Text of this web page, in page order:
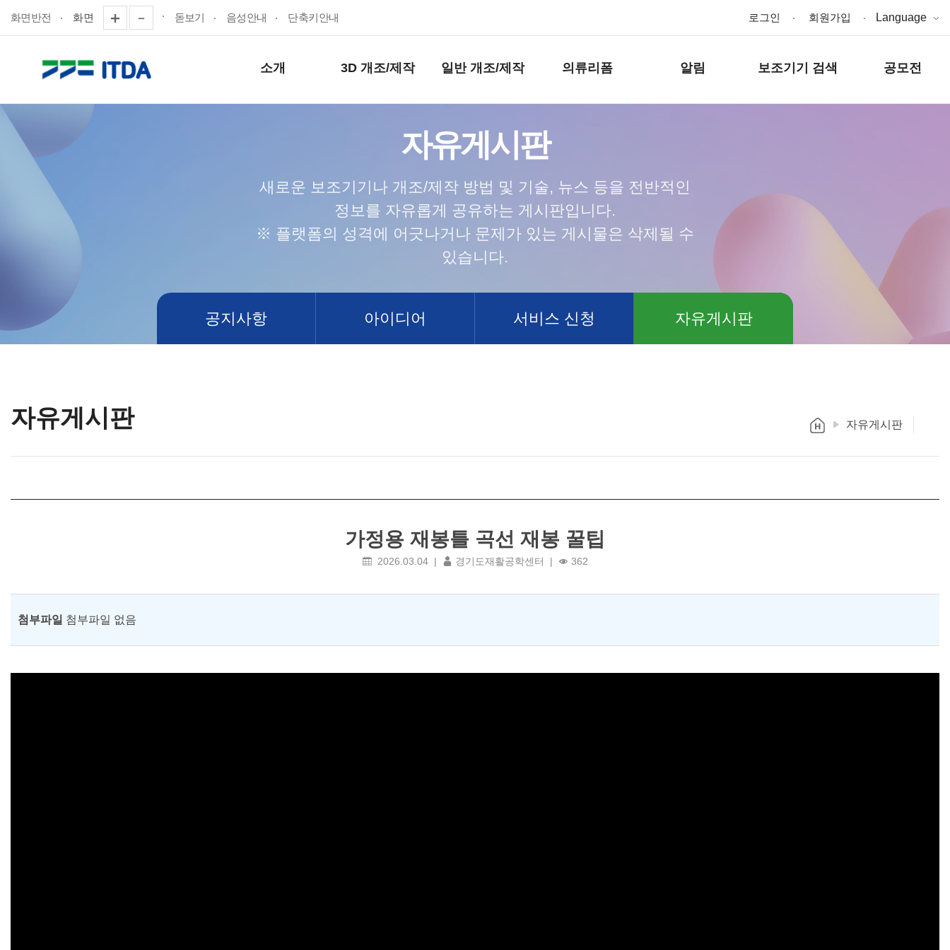
화면반전 화면 돋보기 음성안내 단축키안내 로그인 회원가입 Language
소개 3D 개조/제작 일반 개조/제작 의류리폼 알림 보조기기 검색 공모전
자유게시판
새로운 보조기기나 개조/제작 방법 및 기술, 뉴스 등을 전반적인
정보를 자유롭게 공유하는 게시판입니다.
※ 플랫폼의 성격에 어긋나거나 문제가 있는 게시물은 삭제될 수
있습니다.
공지사항 아이디어 서비스 신청 자유게시판
자유게시판 자유게시판
가정용 재봉틀 곡선 재봉 꿀팁
2026.03.04 | 경기도재활공학센터 | 362
첨부파일 첨부파일 없음